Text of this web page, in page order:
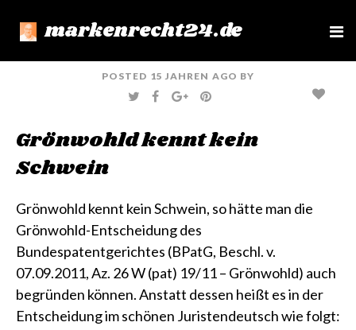
markenrecht24.de
e
POSTED 15 JAHREN AGO BY
T
W
T
E
F
A
O
G
O
E
P
I
E
R
Grönwohld kennt kein
Schwein
Grönwohld kennt kein Schwein, so hätte man die
Grönwohld-Entscheidung des
Bundespatentgerichtes (BPatG, Beschl. v.
07.09.2011, Az. 26 W (pat) 19/11 – Grönwohld) auch
begründen können. Anstatt dessen heißt es in der
Entscheidung im schönen Juristendeutsch wie folgt: